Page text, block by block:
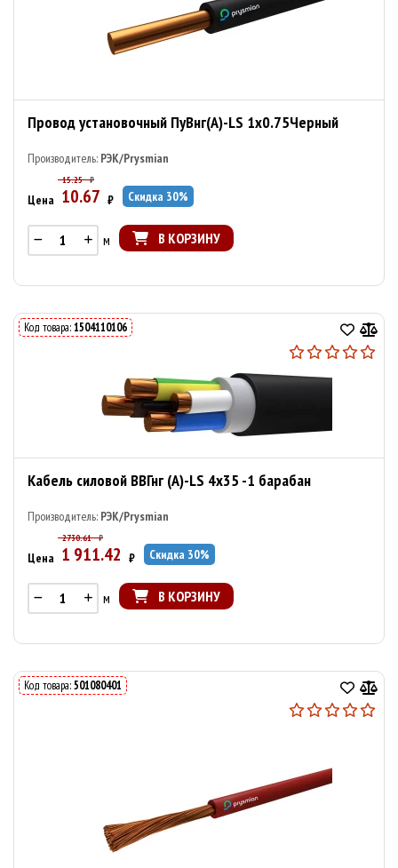
Провод установочный ПуВнг(А)-LS 1х0.75Черный
Производитель: РЭК/Prysmian
15.25 ₽
Цена 10.67 ₽ Скидка 30%
м В КОРЗИНУ
Код товара:1504110106
Кабель силовой ВВГнг (А)-LS 4х35 -1 барабан
Производитель: РЭК/Prysmian
2730.61 ₽
Цена 1 911.42 ₽ Скидка 30%
м В КОРЗИНУ
Код товара:501080401